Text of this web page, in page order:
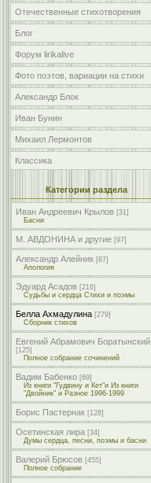
Отечественные стихотворения
Блог
Форум lirikalive
Фото поэтов, вариации на стихи
Александр Блок
Иван Бунин
Михаил Лермонтов
Классика
Категории раздела
Иван Андреевич Крылов [31]
Басни
М. АВДОНИНА и другие [97]
Александр Алейник [87]
Апология
Эдуард Асадов [216]
Судьбы и сердца Стихи и поэмы
Белла Ахмадулина [279]
Сборник стихов
Евгений Абрамович Боратынский
[125]
Полное собрание сочинений
Вадим Бабенко [69]
Из книги "Гудвину и Кет"и Из книги
"Двойник" и Разное 1996-1999
Борис Пастернак [128]
Осетинская лира [34]
Думы сердца, песни, поэмы и басни
Валерий Брюсов [455]
Полное собрание